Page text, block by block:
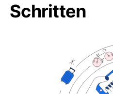
Schritten